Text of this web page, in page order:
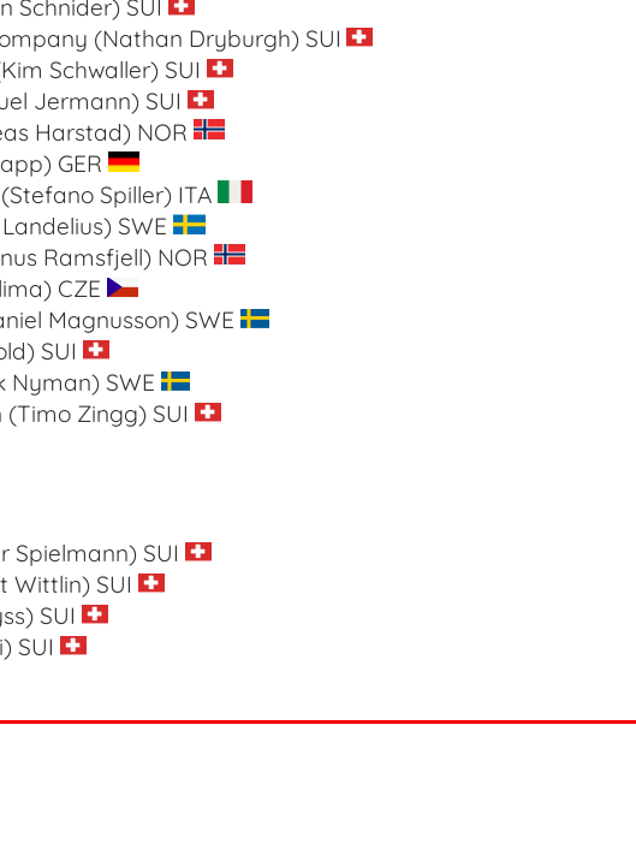
Schnider) SUI
(Nathan Dryburgh) SUI
Schwaller) SUI
Jermann) SUI
Harstad) NOR
GER
Spiller) ITA
SWE
Ramsfjell) NOR
CZE
Magnusson) SWE
SUI
Nyman) SWE
Zingg) SUI
Spielmann) SUI
Wittlin) SUI
SUI
SUI